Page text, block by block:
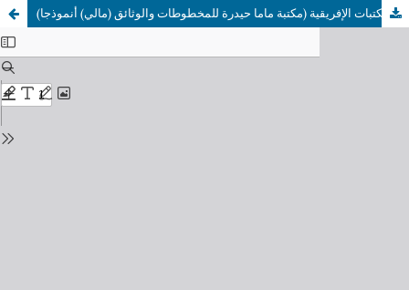
المخطوطات الجزائرية في الخزائن والمكتبات الإفريقية (مكتبة ماما حيدرة للمخطوطات والوثائق (مالي) أنموذجا)